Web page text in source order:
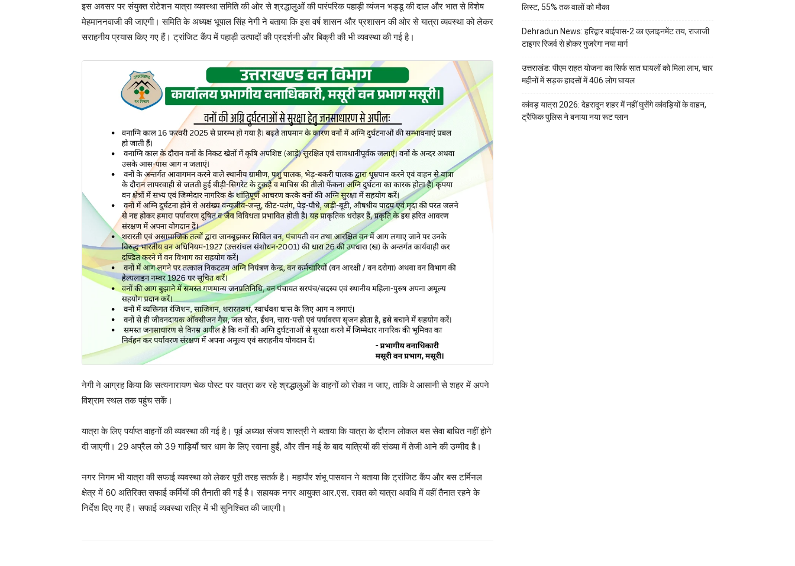
इस अवसर पर संयुक्त रोटेशन यात्रा व्यवस्था समिति की ओर से श्रद्धालुओं की पारंपरिक पहाड़ी व्यंजन भड्डू की दाल और भात से विशेष
मेहमाननवाजी की जाएगी। समिति के अध्यक्ष भूपाल सिंह नेगी ने बताया कि इस वर्ष शासन और प्रशासन की ओर से यात्रा व्यवस्था को लेकर
सराहनीय प्रयास किए गए हैं। ट्रांजिट कैंप में पहाड़ी उत्पादों की प्रदर्शनी और बिक्री की भी व्यवस्था की गई है।
नेगी ने आग्रह किया कि सत्यनारायण चेक पोस्ट पर यात्रा कर रहे श्रद्धालुओं के वाहनों को रोका न जाए, ताकि वे आसानी से शहर में अपने
विश्राम स्थल तक पहुंच सकें।
यात्रा के लिए पर्याप्त वाहनों की व्यवस्था की गई है। पूर्व अध्यक्ष संजय शास्त्री ने बताया कि यात्रा के दौरान लोकल बस सेवा बाधित नहीं होने
दी जाएगी। 29 अप्रैल को 39 गाड़ियाँ चार धाम के लिए रवाना हुईं, और तीन मई के बाद यात्रियों की संख्या में तेजी आने की उम्मीद है।
नगर निगम भी यात्रा की सफाई व्यवस्था को लेकर पूरी तरह सतर्क है। महापौर शंभू पासवान ने बताया कि ट्रांजिट कैंप और बस टर्मिनल
क्षेत्र में 60 अतिरिक्त सफाई कर्मियों की तैनाती की गई है। सहायक नगर आयुक्त आर.एस. रावत को यात्रा अवधि में वहीं तैनात रहने के
निर्देश दिए गए हैं। सफाई व्यवस्था रात्रि में भी सुनिश्चित की जाएगी।
लिस्ट, 55% तक वालों को मौका
Dehradun News: हरिद्वार बाईपास-2 का एलाइनमेंट तय, राजाजी
टाइगर रिजर्व से होकर गुजरेगा नया मार्ग
उत्तराखंड: पीएम राहत योजना का सिर्फ सात घायलों को मिला लाभ, चार
महीनों में सड़क हादसों में 406 लोग घायल
कांवड़ यात्रा 2026: देहरादून शहर में नहीं घुसेंगे कांवड़ियों के वाहन,
ट्रैफिक पुलिस ने बनाया नया रूट प्लान